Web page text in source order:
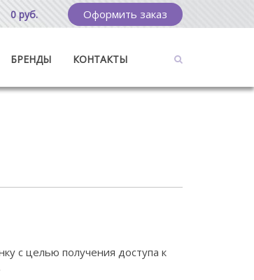
0 руб. Оформить заказ
БРЕНДЫ КОНТАКТЫ
с целью получения доступа к